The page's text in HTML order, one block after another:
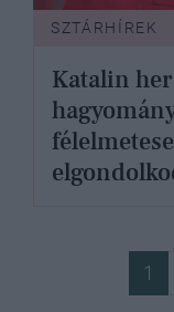
SZTÁRHÍREK
Katalin
1